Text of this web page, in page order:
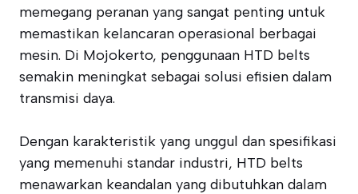
memegang peranan yang sangat penting untuk
memastikan kelancaran operasional berbagai
mesin. Di Mojokerto, penggunaan HTD belts
semakin meningkat sebagai solusi efisien dalam
transmisi daya.
Dengan karakteristik yang unggul dan spesifikasi
yang memenuhi standar industri, HTD belts
menawarkan keandalan yang dibutuhkan dalam